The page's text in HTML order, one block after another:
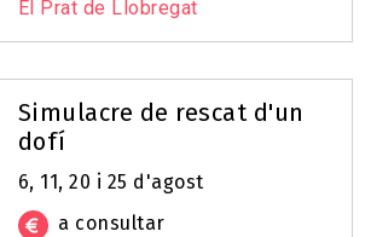
El Prat de Llobregat
Simulacre de rescat d'un
dofí
6, 11, 20 i 25 d'agost
a consultar